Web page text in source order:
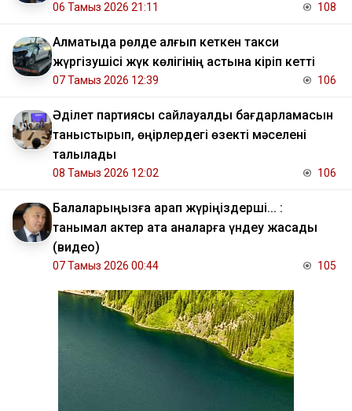
06 Тамыз 2026 21:11 108
Алматыда рөлде қалғып кеткен такси
жүргізушісі жүк көлігінің астына кіріп кетті
07 Тамыз 2026 12:39 106
Әділет партиясы сайлауалды бағдарламасын
таныстырып, өңірлердегі өзекті мәселені
талқылады
08 Тамыз 2026 12:02 106
Балаларыңызға қарап жүріңіздерші... :
танымал актер ата аналарға үндеу жасады
(видео)
07 Тамыз 2026 00:44 105